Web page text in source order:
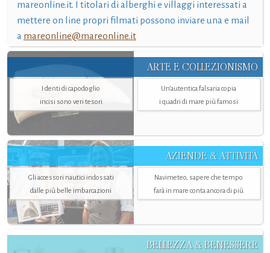
mareonline.it. I titolari di alberghi e villaggi interessati a
mettere on line propri filmati possono inviare una e mail
a mareonline@mareonline.it
ARTE E COLLEZIONISMO
I denti di capodoglio
incisi sono veri tesori
Un’autentica falsaria copia
i quadri di mare più famosi
AZIENDE & ATTIVITÀ
Gli accessori nautici indossati
dalle più belle imbarcazioni
Navimeteo, sapere che tempo
farà in mare conta ancora di più
BELLEZZA & BENESSERE